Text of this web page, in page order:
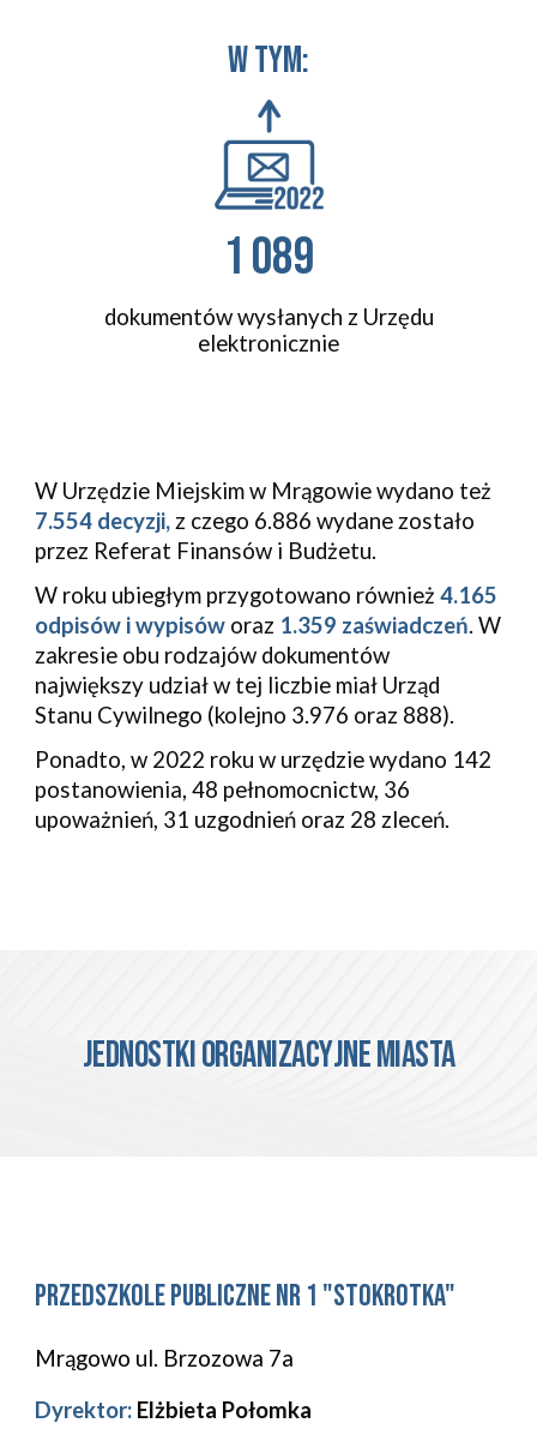
w tym:
1 089
dokumentów wysłanych z Urzędu
elektronicznie
W Urzędzie Miejskim w Mrągowie wydano też
7.554 decyzji, z czego 6.886 wydane zostało
przez Referat Finansów i Budżetu.
W roku ubiegłym przygotowano również4.165
odpisów i wypisów oraz 1.359 zaświadczeń. W
zakresie obu rodzajów dokumentów
największy udział w tej liczbie miał Urząd
Stanu Cywilnego (kolejno 3.976 oraz 888).
Ponadto, w 2022 roku w urzędzie wydano 142
postanowienia,48 pełnomocnictw, 36
upoważnień, 31 uzgodnień oraz 28 zleceń.
Jednostki organizacyjne miasta
przedszkole publiczne nr 1 "Stokrotka"
Mrągowo ul. Brzozowa 7a
Dyrektor: Elżbieta Połomka